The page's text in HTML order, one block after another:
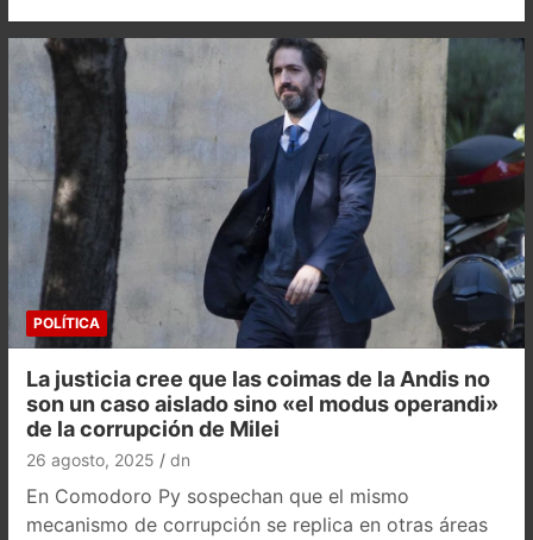
POLÍTICA
La justicia cree que las coimas de la Andis no
son un caso aislado sino «el modus operandi»
de la corrupción de Milei
26 agosto, 2025 dn
En Comodoro Py sospechan que el mismo
mecanismo de corrupción se replica en otras áreas